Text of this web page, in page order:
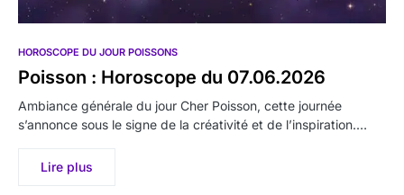
HOROSCOPE DU JOUR POISSONS
Poisson : Horoscope du 07.06.2026
Ambiance générale du jour Cher Poisson, cette journée
s’annonce sous le signe de la créativité et de l’inspiration.…
Lire plus